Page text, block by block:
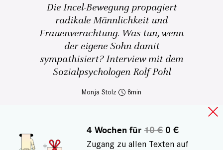
Die Incel-Bewegung propagiert
radikale Männlichkeit und
Frauenverachtung. Was tun, wenn
der eigene Sohn damit
sympathisiert? Interview mit dem
Sozialpsychologen Rolf Pohl
Monja Stolz 8
4 Wochen für10 €0 €
Zugang zu allen Texten auf